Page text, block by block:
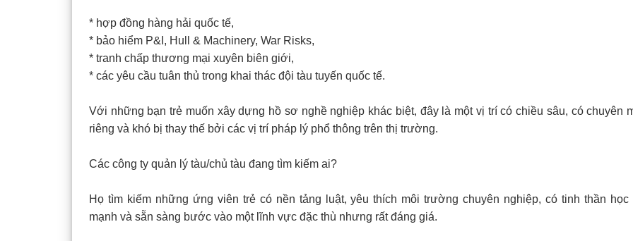
* hợp đồng hàng hải quốc tế,
* bảo hiểm P&I, Hull & Machinery, War Risks,
* tranh chấp thương mại xuyên biên giới,
* các yêu cầu tuân thủ trong khai thác đội tàu tuyến quốc tế.
Với những bạn trẻ muốn xây dựng hồ sơ nghề nghiệp khác biệt, đây là một vị trí có chiều sâu, có chuyên
riêng và khó bị thay thế bởi các vị trí pháp lý phổ thông trên thị trường.
Các công ty quản lý tàu/chủ tàu đang tìm kiếm ai?
Họ tìm kiếm những ứng viên trẻ có nền tảng luật, yêu thích môi trường chuyên nghiệp, có tinh thần học
mạnh và sẵn sàng bước vào một lĩnh vực đặc thù nhưng rất đáng giá.